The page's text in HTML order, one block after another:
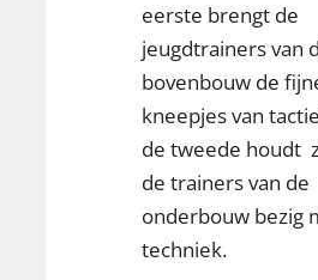
eerste brengt de
jeugdtrainers van
bovenbouw de
kneepjes van
de tweede houdt
de trainers van de
onderbouw bezig
techniek.